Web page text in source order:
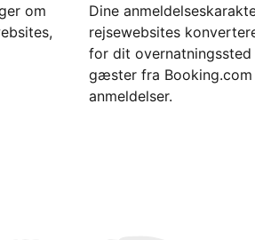
om
Dine
rejsewebsites
for dit
gæster fra Booking.com
anmeldelser.